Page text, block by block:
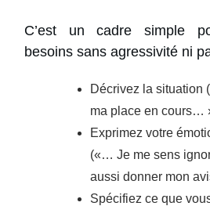
C’est un cadre simple
besoins sans agressivité ni
Décrivez la situation
ma place en cours…
Exprimez votre
(«… Je me sens
aussi donner mon
Spécifiez ce que